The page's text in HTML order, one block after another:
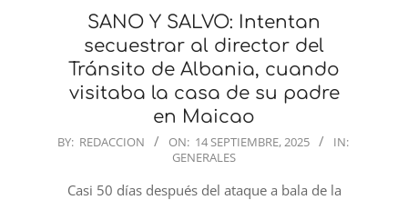
SANO Y SALVO: Intentan
secuestrar al director del
Tránsito de Albania, cuando
visitaba la casa de su padre
en Maicao
2025-
14
BY: REDACCION ON: 14 SEPTIEMBRE, 2025
IN:
GENERALES
Casi 50 días después del ataque a bala de la